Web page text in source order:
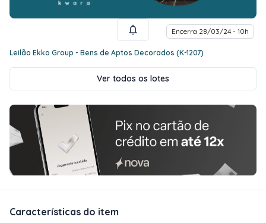
Encerra 28/03/24 - 10h
Leilão Ekko Group - Bens de Aptos Decorados (K-1207)
Ver todos os lotes
Características do item